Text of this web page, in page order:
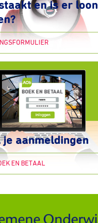
en is er loon
je aanmeldingen
EN BETAAL